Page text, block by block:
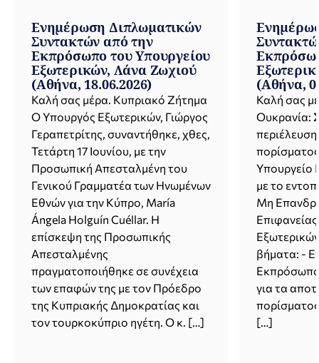
Ενημέρωση Διπλωματικών
Συντακτών από την
Εκπρόσωπο του Υπουργείου
Εξωτερικών, Λάνα Ζωχιού
(Αθήνα, 18.06.2026)
Καλή σας μέρα. Κυπριακό Ζήτημα
Ο Υπουργός Εξωτερικών, Γιώργος
Γεραπετρίτης, συναντήθηκε, χθες,
Τετάρτη 17 Ιουνίου, με την
Προσωπική Απεσταλμένη του
Γενικού Γραμματέα των Ηνωμένων
Εθνών για την Κύπρο, María
Ángela Holguín Cuéllar. Η
επίσκεψη της Προσωπικής
Απεσταλμένης
πραγματοποιήθηκε σε συνέχεια
των επαφών της με τον Πρόεδρο
της Κυπριακής Δημοκρατίας και
τον τουρκοκύπριο ηγέτη. Ο κ. […]
(Αθήνα,
Καλή σας
Ουκρανία:
Υπουργείο
με το
Μη
βήματα: -
Εκπρόσωπο
για τα
[…]